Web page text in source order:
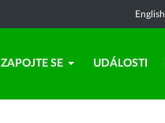
English
ZAPOJTE SE UDÁLOSTI